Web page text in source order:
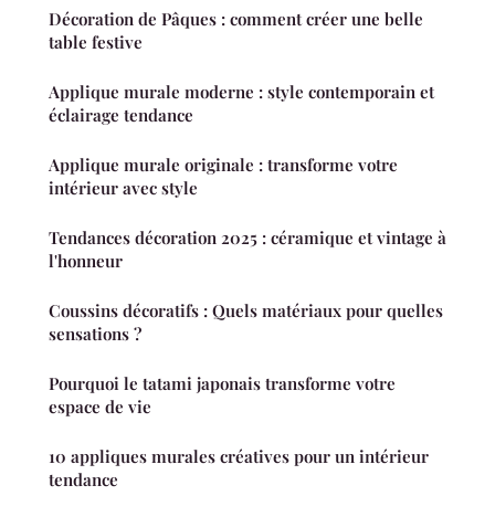
Décoration de Pâques : comment créer une belle
table festive
Applique murale moderne : style contemporain et
éclairage tendance
Applique murale originale : transforme votre
intérieur avec style
Tendances décoration 2025 : céramique et vintage à
l'honneur
Coussins décoratifs : Quels matériaux pour quelles
sensations ?
Pourquoi le tatami japonais transforme votre
espace de vie
10 appliques murales créatives pour un intérieur
tendance